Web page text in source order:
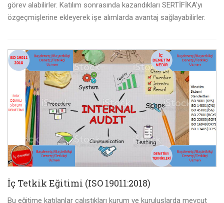
görev alabilirler. Katılım sonrasında kazandıkları SERTİFİKA'yı
özgeçmişlerine ekleyerek işe alımlarda avantaj sağlayabilirler.
İç Tetkik Eğitimi (ISO 19011:2018)
Bu eğitime katılanlar çalıştıkları kurum ve kuruluşlarda mevcut